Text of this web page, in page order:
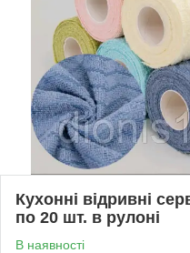
Кухонні відривні
по 20 шт. в рулоні
В наявності